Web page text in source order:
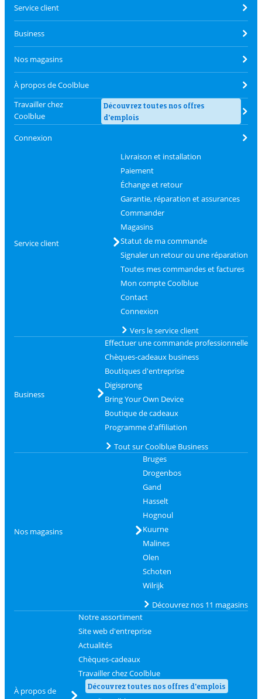
Service client
Business
Nos magasins
À propos de Coolblue
Travailler chez
Coolblue
Découvrez toutes nos offres
d'emplois
Connexion
Service client
Livraison et installation
Paiement
Échange et retour
Garantie, réparation et assurances
Commander
Magasins
Statut de ma commande
Signaler un retour ou une réparation
Toutes mes commandes et factures
Mon compte Coolblue
Contact
Connexion
Vers le service client
Business
Effectuer une commande professionnelle
Chèques-cadeaux business
Boutiques d'entreprise
Digisprong
Bring Your Own Device
Boutique de cadeaux
Programme d'affiliation
Tout sur Coolblue Business
Nos magasins
Bruges
Drogenbos
Gand
Hasselt
Hognoul
Kuurne
Malines
Olen
Schoten
Wilrijk
Découvrez nos 11 magasins
À propos de
Notre assortiment
Site web d'entreprise
Actualités
Chèques-cadeaux
Travailler chez Coolblue
Découvrez toutes nos offres d'emplois